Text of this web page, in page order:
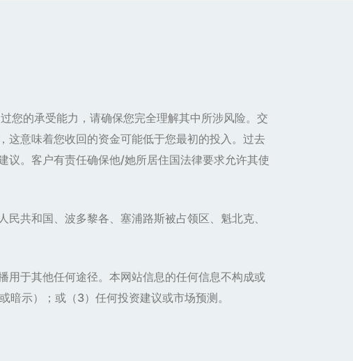
您的承受能力，请确保您完全理解其中所涉风险。交
这意味着您收回的资金可能低于您最初的投入。过去
议。客户有责任确保他/她所居住国法律要求允许其使
共和国、波多黎各、塞浦路斯被占领区、魁北克、
用于其他任何途径。本网站信息的任何信息不构成或
示）；或（3）任何投资建议或市场预测。